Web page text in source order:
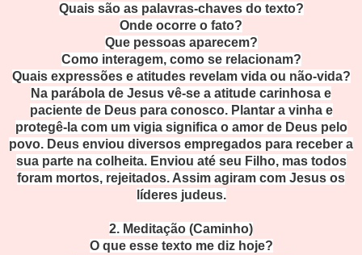
Quais são as palavras-chaves do texto?
Onde ocorre o fato?
Que pessoas aparecem?
Como interagem, como se relacionam?
Quais expressões e atitudes revelam vida ou não-vida?
Na parábola de Jesus vê-se a atitude carinhosa e
paciente de Deus para conosco. Plantar a vinha e
protegê-la com um vigia significa o amor de Deus pelo
povo. Deus enviou diversos empregados para receber a
sua parte na colheita. Enviou até seu Filho, mas todos
foram mortos, rejeitados. Assim agiram com Jesus os
líderes judeus.
2. Meditação (Caminho)
O que esse texto me diz hoje?